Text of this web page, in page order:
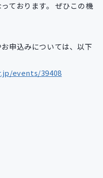
ております。 ぜひこの機
申込みについては、以下
events/39408